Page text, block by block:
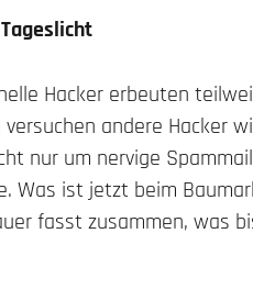
Hacker erbeuten
andere Hacker
nur um nervige
Was ist jetzt beim
fasst zusammen, was